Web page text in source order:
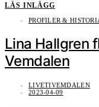
LÄS INLÄGG
PROFILER &
Lina Hallgren
Vemdalen
LIVETIVEMDALEN
2023-04-09